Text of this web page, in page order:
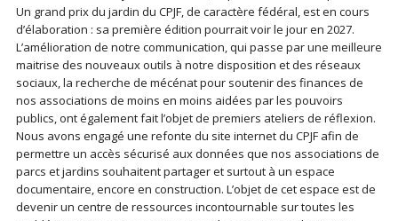
Un grand prix du jardin du CPJF, de caractère fédéral, est en cours
d’élaboration : sa première édition pourrait voir le jour en 2027.
L’amélioration de notre communication, qui passe par une meilleure
maitrise des nouveaux outils à notre disposition et des réseaux
sociaux, la recherche de mécénat pour soutenir des finances de
nos associations de moins en moins aidées par les pouvoirs
publics, ont également fait l’objet de premiers ateliers de réflexion.
Nous avons engagé une refonte du site internet du CPJF afin de
permettre un accès sécurisé aux données que nos associations de
parcs et jardins souhaitent partager et surtout à un espace
documentaire, encore en construction. L’objet de cet espace est de
devenir un centre de ressources incontournable sur toutes les